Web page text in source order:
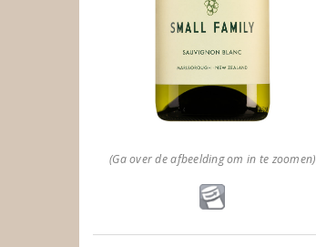
(Ga over de afbeelding om in te zoomen)